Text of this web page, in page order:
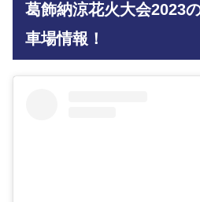
葛飾納涼花火大会2023
車場情報！